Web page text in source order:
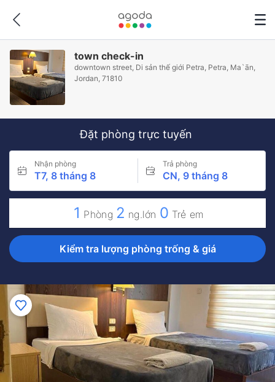
town check-in
downtown street, Di sản thế giới Petra, Petra, Ma`ān,
Jordan, 71810
Đặt phòng trực tuyến
Nhận phòng
T7, 8 tháng 8
Trả phòng
CN, 9 tháng 8
1 Phòng 2 ng.lớn 0 Trẻ em
Kiểm tra lượng phòng trống & giá